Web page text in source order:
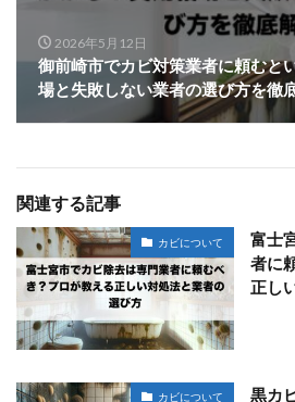
2026年5月12日
御前崎市でカビ対策業者に頼むと
場と失敗しない業者の選び方を徹
関連する記事
カビについて
富士
者に
正し
カビについて
黒カ